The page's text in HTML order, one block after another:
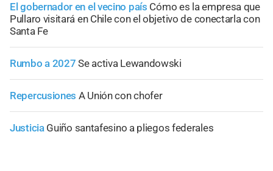
El gobernador en el vecino país Cómo es la empresa que
Pullaro visitará en Chile con el objetivo de conectarla con
Santa Fe
Rumbo a 2027 Se activa Lewandowski
Repercusiones A Unión con chofer
Justicia Guiño santafesino a pliegos federales